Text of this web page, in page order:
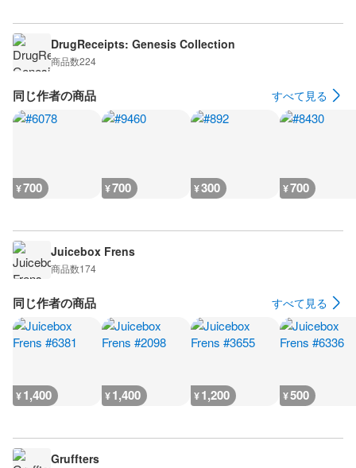
DrugReceipts: Genesis Collection
商品数224
同じ作者の商品 すべて見る
¥700 ¥700 ¥300 ¥700
Juicebox Frens
商品数174
同じ作者の商品 すべて見る
¥1,400 ¥1,400 ¥1,200 ¥500
Gruffters